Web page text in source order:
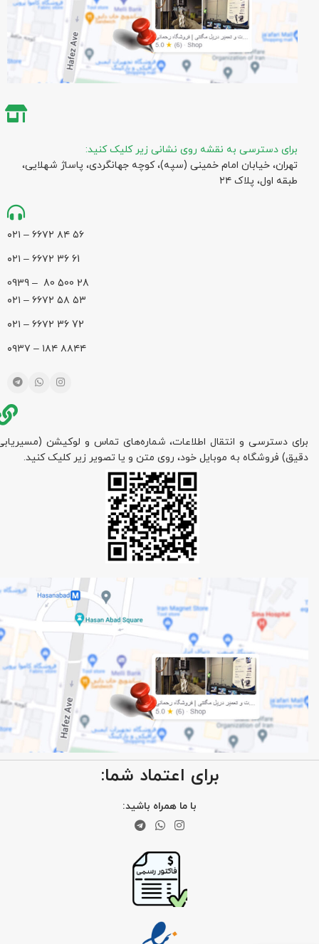
برای دسترسی به نقشه روی نشانی زیر کلیک کنید:
تهران، خیابان امام خمینی (سپه)، کوچه جهانگردی،‌ پاساژ شهلایی،
طبقه اول، پلاک ۲۴
۵۶ ۸۴ ۶۶۷۲ – ۰۲۱
61 36 ۶۶۷۲ – ۰۲۱
28 500 80 – 0939
۵۳ ۵۸ ۶۶۷۲ – ۰۲۱
72 36 ۶۶۷۲ – ۰۲۱
۸۸۴۴ ۱۸۴ – ۰۹۳۷
برای دسترسی و انتقال اطلاعات، شماره‌های تماس و لوکیشن
دقیق) فروشگاه به موبایل خود، روی متن و یا تصویر زیر کلیک کنید.
برای اعتماد شما:
با ما همراه باشید: